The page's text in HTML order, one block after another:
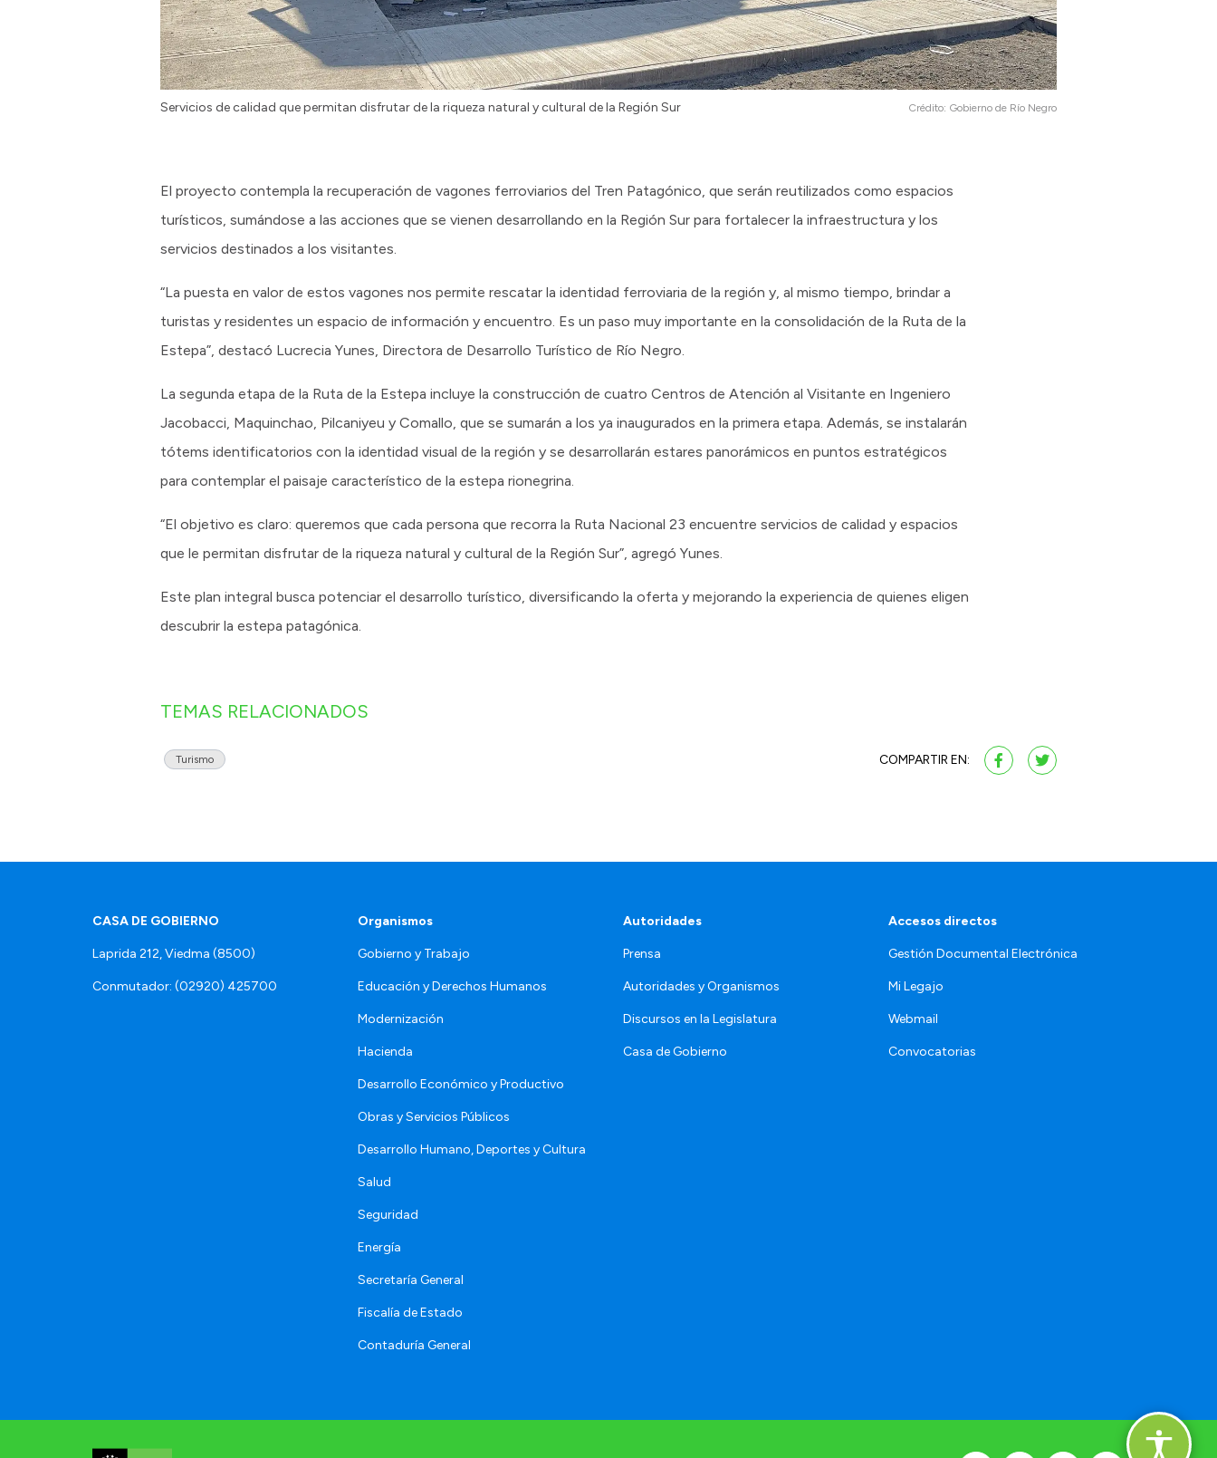
Servicios de calidad que permitan disfrutar de la riqueza natural y cultural de la Región Sur Crédito: Gobierno de Río Negro
El proyecto contempla la recuperación de vagones ferroviarios del Tren Patagónico, que serán reutilizados como espacios
turísticos, sumándose a las acciones que se vienen desarrollando en la Región Sur para fortalecer la infraestructura y los
servicios destinados a los visitantes.
“La puesta en valor de estos vagones nos permite rescatar la identidad ferroviaria de la región y, al mismo tiempo, brindar a
turistas y residentes un espacio de información y encuentro. Es un paso muy importante en la consolidación de la Ruta de la
Estepa”, destacó Lucrecia Yunes, Directora de Desarrollo Turístico de Río Negro.
La segunda etapa de la Ruta de la Estepa incluye la construcción de cuatro Centros de Atención al Visitante en Ingeniero
Jacobacci, Maquinchao, Pilcaniyeu y Comallo, que se sumarán a los ya inaugurados en la primera etapa. Además, se instalarán
tótems identificatorios con la identidad visual de la región y se desarrollarán estares panorámicos en puntos estratégicos
para contemplar el paisaje característico de la estepa rionegrina.
“El objetivo es claro: queremos que cada persona que recorra la Ruta Nacional 23 encuentre servicios de calidad y espacios
que le permitan disfrutar de la riqueza natural y cultural de la Región Sur”, agregó Yunes.
Este plan integral busca potenciar el desarrollo turístico, diversificando la oferta y mejorando la experiencia de quienes eligen
descubrir la estepa patagónica.
TEMAS RELACIONADOS
Turismo COMPARTIR EN:
CASA DE GOBIERNO
Laprida 212, Viedma (8500)
Conmutador: (02920) 425700
Organismos
Gobierno y Trabajo
Educación y Derechos Humanos
Modernización
Hacienda
Desarrollo Económico y Productivo
Obras y Servicios Públicos
Desarrollo Humano, Deportes y Cultura
Salud
Seguridad
Energía
Secretaría General
Fiscalía de Estado
Contaduría General
Autoridades
Prensa
Autoridades y Organismos
Discursos en la Legislatura
Casa de Gobierno
Accesos directos
Gestión Documental Electrónica
Mi Legajo
Webmail
Convocatorias